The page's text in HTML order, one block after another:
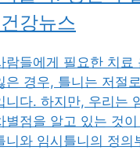
강뉴스
람들에게 필요한 치료
은 경우, 틀니는 저절
니다. 하지만, 우리는
별점을 알고 있는 것
니와 임시틀니의 정의